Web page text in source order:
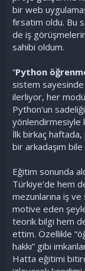
bir web
fırsatım oldu.
de iş
sahibi oldum.
“Python
sistem sayesinde
ilerliyor, her
Python’un
yönlendirmesiyle
İlk birkaç
bir arkadaşım
Eğitim sonunda
Türkiye’de hem
mezunlarına iş
motive eden
teorik bilgi hem
ettim. Özellikle
hakkı” gibi
Hatta eğitimi